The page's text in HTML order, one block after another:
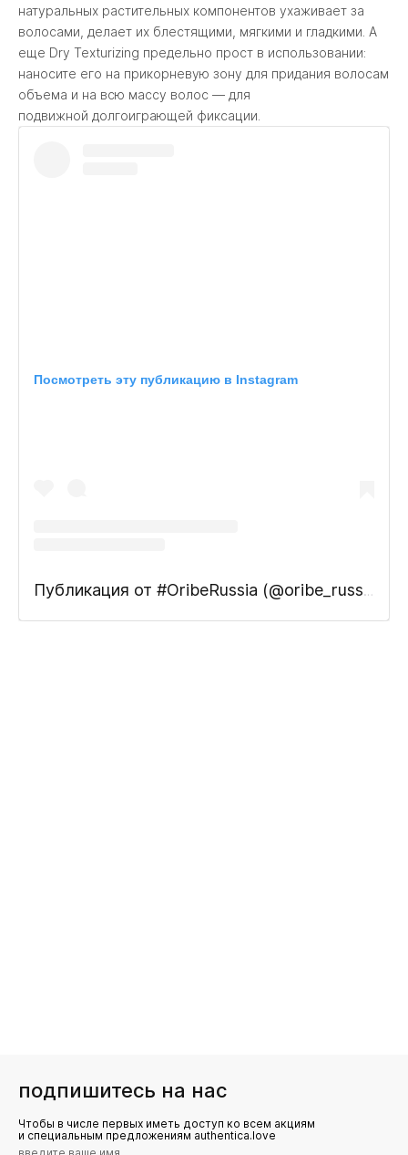
натуральных растительных компонентов ухаживает за
волосами, делает их блестящими, мягкими и гладкими. А
еще Dry Texturizing предельно прост в использовании:
наносите его на прикорневую зону для придания волосам
объема и на всю массу волос — для
подвижной долгоиграющей фиксации.
Посмотреть эту публикацию в Instagram
Публикация от #OribeRussia (@oribe_russia)
подпишитесь на нас
Чтобы в числе первых иметь доступ ко всем акциям
и специальным предложениям authentica.love